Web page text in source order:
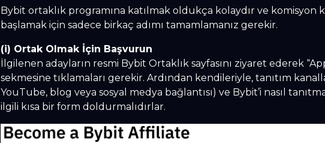
Bybit ortaklık programına katılmak oldukça kolaydır ve komisyon
başlamak için sadece birkaç adımı tamamlamanız gerekir.
(i) Ortak Olmak İçin Başvurun
İlgilenen adayların resmi Bybit Ortaklık sayfasını ziyaret ederek
sekmesine tıklamaları gerekir. Ardından kendileriyle, tanıtım
YouTube, blog veya sosyal medya bağlantısı) ve Bybit’i nasıl
ilgili kısa bir form doldurmalıdırlar.